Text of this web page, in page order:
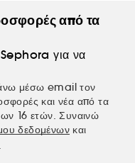
από τα
για να
μέσω email τον
και νέα από τα
16 ετών. Συναινώ
δεδομένων και